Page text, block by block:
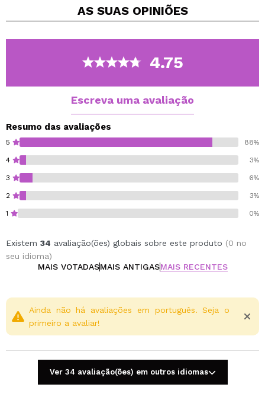
Além disso, deixa a pele fresca e impecável, dando-lhe
Contém vitamina C e extrato de cacto.
AS SUAS OPINIÕES
4.75
Escreva uma avaliação
Resumo das avaliações
5 88%
4 3%
3 6%
2 3%
1 0%
Existem 34 avaliação(ões) globais sobre este produto (0 no
seu idioma)
MAIS VOTADASMAIS ANTIGASMAIS RECENTES
Ainda não há avaliações em português. Seja o
primeiro a avaliar!
Ver 34 avaliação(ões) em outros idiomas